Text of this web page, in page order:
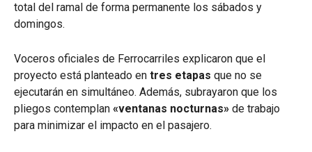
total del ramal de forma permanente los sábados y
domingos.
Voceros oficiales de Ferrocarriles explicaron que el
proyecto está planteado en tres etapas que no se
ejecutarán en simultáneo. Además, subrayaron que los
pliegos contemplan «ventanas nocturnas» de trabajo
para minimizar el impacto en el pasajero.